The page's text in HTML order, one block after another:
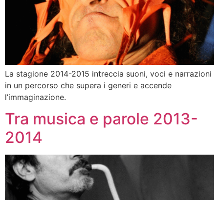
La stagione 2014-2015 intreccia suoni, voci e narrazioni
in un percorso che supera i generi e accende
l’immaginazione.
Tra musica e parole 2013-
2014